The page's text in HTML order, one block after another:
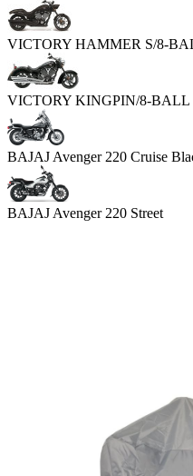
VICTORY HAMMER S/8-
VICTORY KINGPIN/8-BALL
BAJAJ Avenger 220 Cruise
BAJAJ Avenger 220 Street